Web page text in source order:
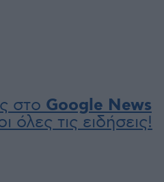
στο Google News
όλες τις ειδήσεις!